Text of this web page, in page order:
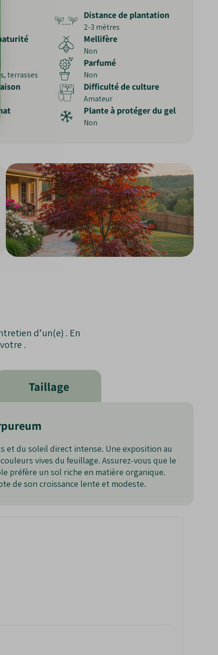
terrasses
Distance de plantation
2-3 mètres
Mellifère
Non
Parfumé
Non
Difficulté de culture
Amateur
Plante à protéger du gel
Non
d’un(e) . En
.
Taillage
et du soleil direct intense. Une exposition au
vives du feuillage. Assurez-vous que le
préfère un sol riche en matière organique.
de son croissance lente et modeste.